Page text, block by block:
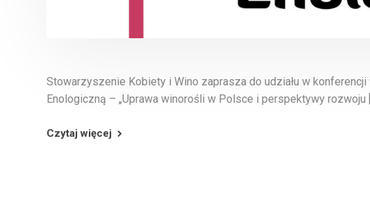
Stowarzyszenie Kobiety i Wino zaprasza do udziału w
Enologiczną – „Uprawa winorośli w Polsce i perspektywy rozwoju
Czytaj więcej